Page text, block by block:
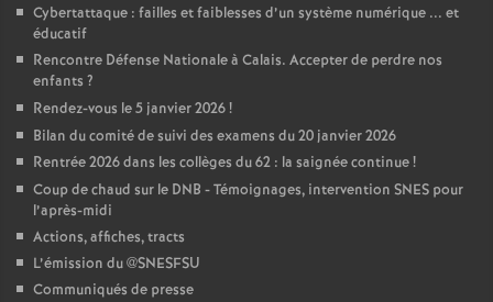
Cybertattaque : failles et faiblesses d’un système numérique ... et
éducatif
Rencontre Défense Nationale à Calais. Accepter de perdre nos
enfants ?
Rendez-vous le 5 janvier 2026!
Bilan du comité de suivi des examens du 20 janvier 2026
Rentrée 2026 dans les collèges du 62 : la saignée continue!
Coup de chaud sur le DNB - Témoignages, intervention SNES pour
l’après-midi
Actions, affiches, tracts
L’émission du @SNESFSU
Communiqués de presse